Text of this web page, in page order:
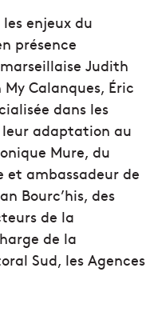
enjeux du
présence
Judith
Calanques, Éric
dans les
adaptation au
Mure, du
et ambassadeur de
Bourc’his, des
de la
de la
Sud, les Agences